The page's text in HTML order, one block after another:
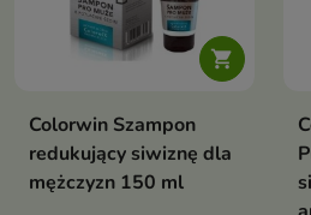

Colorwin Szampon
redukujący siwiznę dla
mężczyzn 150 ml